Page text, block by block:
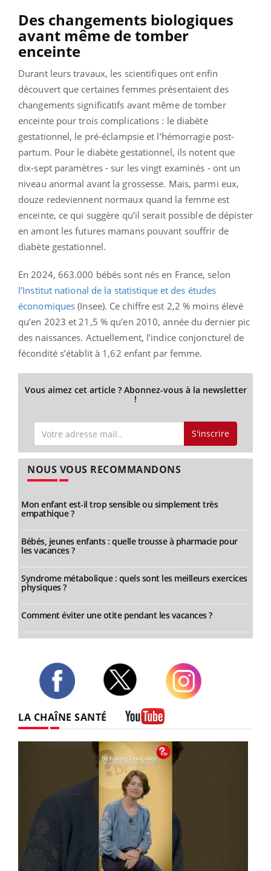
Des changements biologiques
avant même de tomber
enceinte
Durant leurs travaux, les scientifiques ont enfin
découvert que certaines femmes présentaient des
changements significatifs avant même de tomber
enceinte pour trois complications : le diabète
gestationnel, le pré-éclampsie et l’hémorragie post-
partum. Pour le diabète gestationnel, ils notent que
dix-sept paramètres - sur les vingt examinés - ont un
niveau anormal avant la grossesse. Mais, parmi eux,
douze redeviennent normaux quand la femme est
enceinte, ce qui suggère qu’il serait possible de dépister
en amont les futures mamans pouvant souffrir de
diabète gestationnel.
En 2024, 663.000 bébés sont nés en France, selon
l’Institut national de la statistique et des études
économiques (Insee). Ce chiffre est 2,2 % moins élevé
qu’en 2023 et 21,5 % qu’en 2010, année du dernier pic
des naissances. Actuellement, l’indice conjoncturel de
fécondité s’établit à 1,62 enfant par femme.
Vous aimez cet article ? Abonnez-vous à la newsletter
!
S'inscrire
NOUS VOUS RECOMMANDONS
Mon enfant est-il trop sensible ou simplement très
empathique ?
Bébés, jeunes enfants : quelle trousse à pharmacie pour
les vacances ?
Syndrome métabolique : quels sont les meilleurs exercices
physiques ?
Comment éviter une otite pendant les vacances ?
LA CHAÎNE SANTÉ